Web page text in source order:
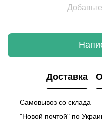
Доставка
Самовывоз со склада —
"Новой почтой" по